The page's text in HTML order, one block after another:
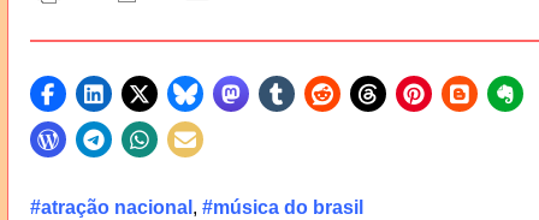
#atração nacional , #música do brasil